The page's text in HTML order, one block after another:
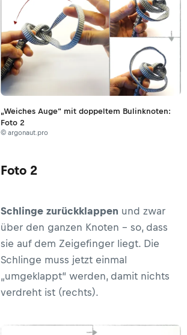
„Weiches Auge“ mit doppeltem Bulinknoten:
Foto 2
© argonaut.pro
Foto 2
Schlinge zurückklappen und zwar
über den ganzen Knoten – so, dass
sie auf dem Zeigefinger liegt. Die
Schlinge muss jetzt einmal
„umgeklappt“ werden, damit nichts
verdreht ist (rechts).